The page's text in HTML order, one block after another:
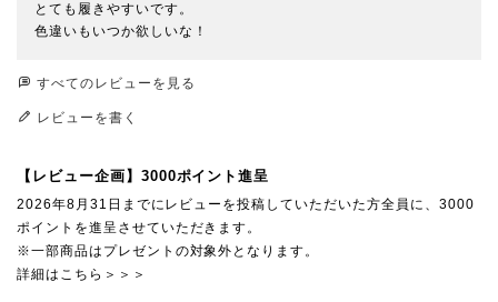
とても履きやすいです。
色違いもいつか欲しいな！
すべてのレビューを見る
レビューを書く
【レビュー企画】3000ポイント進呈
2026年8月31日までにレビューを投稿していただいた方全員に、3000
ポイントを進呈させていただきます。
※一部商品はプレゼントの対象外となります。
詳細はこちら＞＞＞